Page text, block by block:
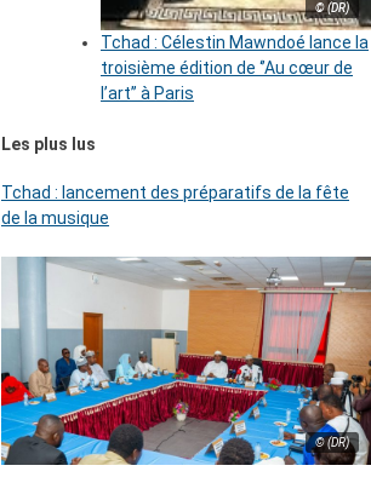
© (DR)
Tchad : Célestin Mawndoé lance la
troisième édition de ‘’Au cœur de
l’art’’ à Paris
Les plus lus
Tchad : lancement des préparatifs de la fête
de la musique
© (DR)